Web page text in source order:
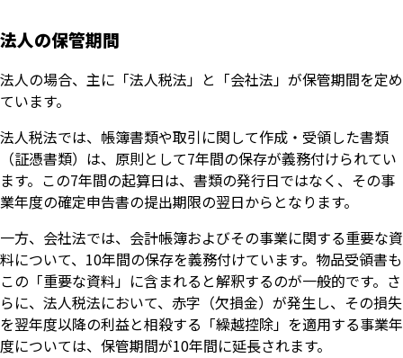
法人の保管期間
法人の場合、主に「法人税法」と「会社法」が保管期間を定め
ています。
法人税法では、帳簿書類や取引に関して作成・受領した書類
（証憑書類）は、原則として7年間の保存が義務付けられてい
ます。この7年間の起算日は、書類の発行日ではなく、その事
業年度の確定申告書の提出期限の翌日からとなります。
一方、会社法では、会計帳簿およびその事業に関する重要な資
料について、10年間の保存を義務付けています。物品受領書も
この「重要な資料」に含まれると解釈するのが一般的です。さ
らに、法人税法において、赤字（欠損金）が発生し、その損失
を翌年度以降の利益と相殺する「繰越控除」を適用する事業年
度については、保管期間が10年間に延長されます。